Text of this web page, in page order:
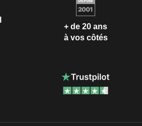
+ de 20 ans
à vos côtés